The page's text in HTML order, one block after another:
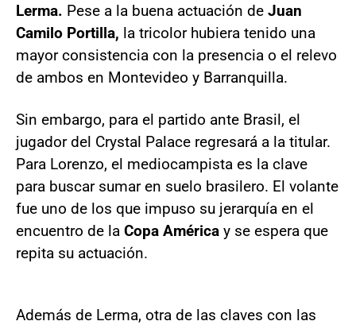
Lerma. Pese a la buena actuación de Juan
Camilo Portilla, la tricolor hubiera tenido una
mayor consistencia con la presencia o el relevo
de ambos en Montevideo y Barranquilla.
Sin embargo, para el partido ante Brasil, el
jugador del Crystal Palace regresará a la titular.
Para Lorenzo, el mediocampista es la clave
para buscar sumar en suelo brasilero. El volante
fue uno de los que impuso su jerarquía en el
encuentro de la Copa América y se espera que
repita su actuación.
Además de Lerma, otra de las claves con las